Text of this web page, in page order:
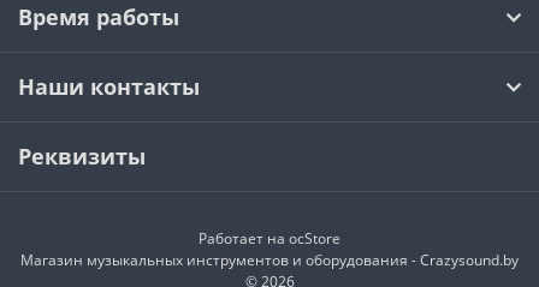
Время работы
Наши контакты
Реквизиты
Работает на ocStore
Магазин музыкальных инструментов и оборудования - Crazysound.by
© 2026